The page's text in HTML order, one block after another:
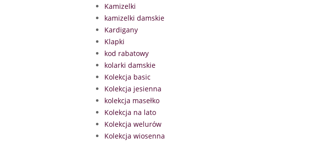
Kamizelki
kamizelki damskie
Kardigany
Klapki
kod rabatowy
kolarki damskie
Kolekcja basic
Kolekcja jesienna
kolekcja masełko
Kolekcja na lato
Kolekcja welurów
Kolekcja wiosenna